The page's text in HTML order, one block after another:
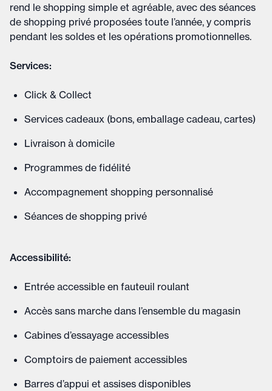
rend le shopping simple et agréable, avec des séances
de shopping privé proposées toute l’année, y compris
pendant les soldes et les opérations promotionnelles.
Services:
Click & Collect
Services cadeaux (bons, emballage cadeau, cartes)
Livraison à domicile
Programmes de fidélité
Accompagnement shopping personnalisé
Séances de shopping privé
Accessibilité:
Entrée accessible en fauteuil roulant
Accès sans marche dans l’ensemble du magasin
Cabines d’essayage accessibles
Comptoirs de paiement accessibles
Barres d’appui et assises disponibles